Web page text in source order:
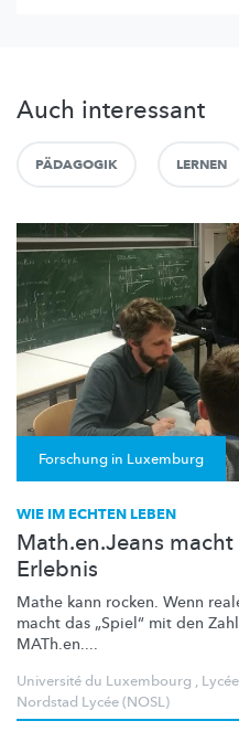
Auch interessant
PÄDAGOGIK LERNEN
Forschung in Luxemburg
WIE IM ECHTEN LEBEN
Math.en.Jeans
Erlebnis
Mathe kann rocken. Wenn
macht das „Spiel“ mit den
MATh.en....
Université du Luxembourg ,
Nordstad Lycée (NOSL)